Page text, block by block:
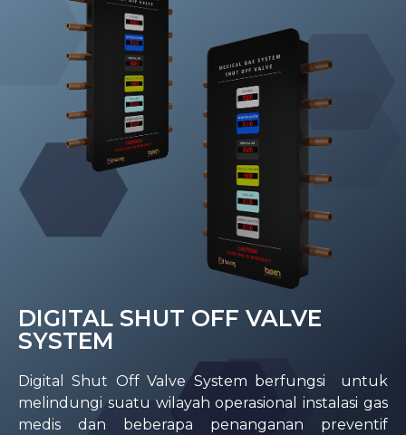
DIGITAL SHUT OFF VALVE
SYSTEM
Digital Shut Off Valve System berfungsi untuk
melindungi suatu wilayah operasional instalasi gas
medis dan beberapa penanganan preventif